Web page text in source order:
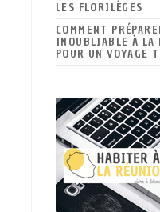
LES FLORILÈGES
COMMENT
INOUBLIABLE À LA
POUR UN VOYAGE